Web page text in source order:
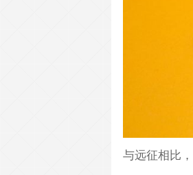
与远征相比，